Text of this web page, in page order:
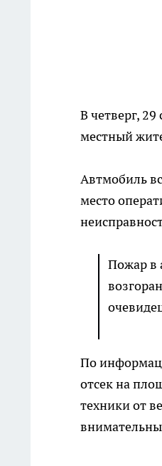
В четверг,
местный
Автмобиль
место
Пожар в
По
отсек на
техники от